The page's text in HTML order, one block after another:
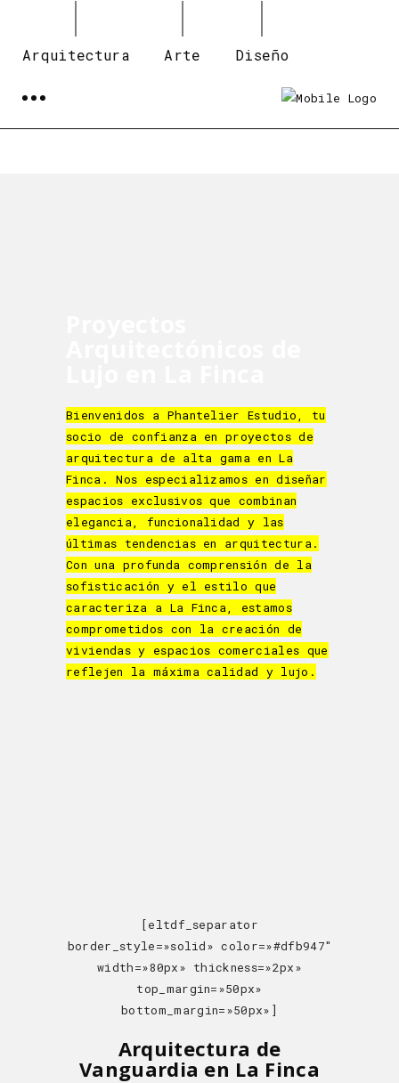
Arquitectura Arte Diseño
Bienvenidos a Phantelier Estudio, tu
socio de confianza en proyectos de
arquitectura de alta gama en La
Finca. Nos especializamos en diseñar
espacios exclusivos que combinan
elegancia, funcionalidad y las
últimas tendencias en arquitectura.
Con una profunda comprensión de la
sofisticación y el estilo que
caracteriza a La Finca, estamos
comprometidos con la creación de
viviendas y espacios comerciales que
reflejen la máxima calidad y lujo.
[eltdf_separator
border_style=»solid» color=»#dfb947″
width=»80px» thickness=»2px»
top_margin=»50px»
bottom_margin=»50px»]
Arquitectura de
Vanguardia en La Finca